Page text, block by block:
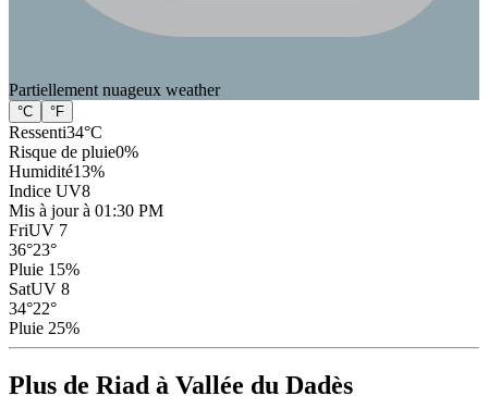
Partiellement nuageux weather
°C °F
Ressenti34°C
Risque de pluie0%
Humidité13%
Indice UV8
Mis à jour à 01:30 PM
FriUV 7
36°23°
Pluie 15%
SatUV 8
34°22°
Pluie 25%
Plus de Riad à Vallée du Dadès